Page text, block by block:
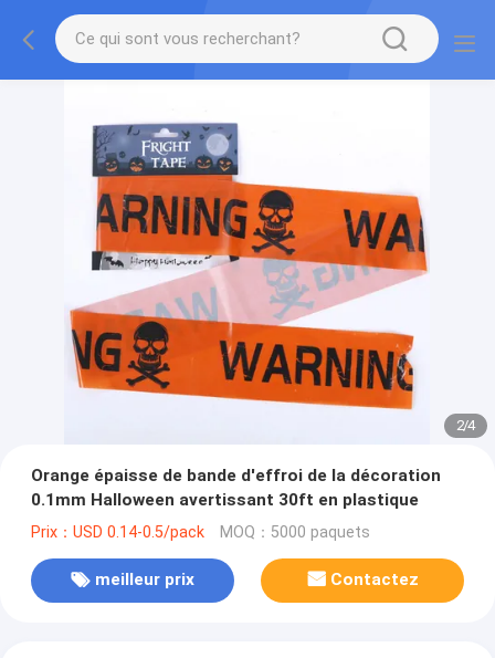
2/4
Orange épaisse de bande d'effroi de la décoration
0.1mm Halloween avertissant 30ft en plastique
Prix：USD 0.14-0.5/pack MOQ：5000 paquets
meilleur prix Contactez